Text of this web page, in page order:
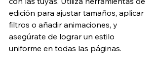
edición para ajustar tamaños, aplicar
filtros o añadir animaciones, y
asegúrate de lograr un estilo
uniforme en todas las páginas.